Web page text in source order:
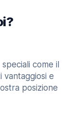
come il
vantaggiosi e
posizione